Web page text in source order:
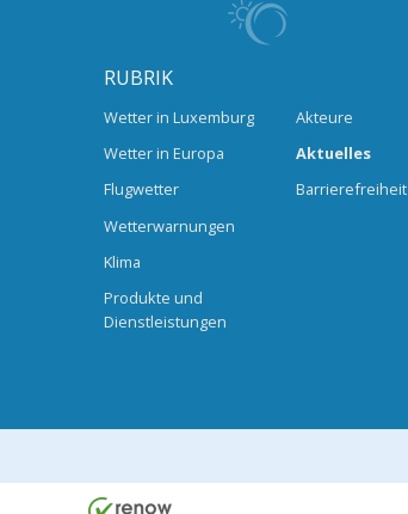
RUBRIK
Wetter in Luxemburg
Wetter in Europa
Flugwetter
Wetterwarnungen
Klima
Produkte und
Dienstleistungen
Akteure
Aktuelles
Barrierefreiheit